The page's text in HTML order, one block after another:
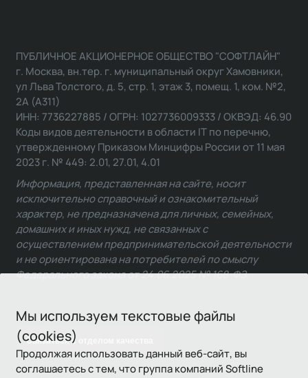
Мы используем текстовые файлы
(cookies)
Продолжая использовать данный веб-сайт, вы
соглашаетесь с тем, что группа компаний Softline
Связаться с отделом качества
ПУБЛИЧНОЕ АКЦИОНЕРНОЕ ОБЩЕСТВО "СОФТЛАЙН"
г. Москва, вн.тер. г. муниципальный округ Хамовники,
ул Льва Толстого, д. 5, стр. 1, этаж 3, помещ. 1, ком. №2,
2А (А311)
ИНН: 7736227885 / ОГРН: 1027736009333 / ОКВЭД: 46.90
Коды видов деятельности в области IT по перечню,
утвержденному Приказом Минцифры России от 11 мая
2023 г. № 449: 2.01, 27.01, 4.01
Информация, представленная на сайте, носит
исключительно справочный и ознакомительный
характер, не предназначена для личных, семейных,
домашних и иных нужд, не связанных с
осуществлением предпринимательской деятельности
и не ориентирована на потребителей по смыслу
Федерального закона от 24.06.2025 № 168-ФЗ.